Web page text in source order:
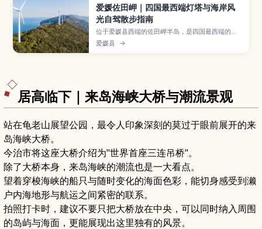
爱媛佐田岬｜四国最西端灯塔与海岸风
光自驾散步指南
位于爱媛县西端的佐田岬半岛，是四国最西端的地
标，一边望向濑户内海、一边眺望宇和海，白色灯
塔与风车排成的景致十分壮观。本文介绍前往佐田
爱媛县 →
居高临下｜来岛海峡大桥与潮流景观
站在龟老山展望公园，最令人印象深刻的莫过于眼前展开的来
岛海峡大桥。
今治市将这座大桥介绍为"世界首座三连吊桥"。
除了大桥本身，来岛海峡的潮流也是一大看点。
望着穿梭海峡的船只与随时变化的海面色彩，能切身感受到濑
户内海地形与航运之间紧密的联系。
拍照打卡时，建议不要只把大桥放在中央，可以同时纳入周围
的岛屿与海面，更能展现出这里独有的风景。